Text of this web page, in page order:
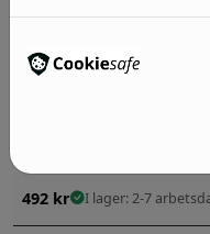
(939545) Grå,
492 kr I lager: 2-7
(514407)
492 kr I lager: 2-7